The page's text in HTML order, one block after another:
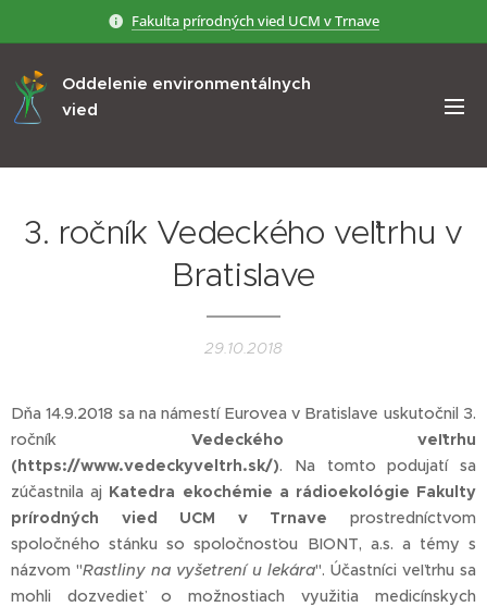
Fakulta prírodných vied UCM v Trnave
Oddelenie environmentálnych
vied
3. ročník Vedeckého veľtrhu v
Bratislave
29.10.2018
Dňa 14.9.2018 sa na námestí Eurovea v Bratislave uskutočnil 3.
ročník Vedeckého veľtrhu
(https://www.vedeckyveltrh.sk/). Na tomto podujatí sa
zúčastnila aj Katedra ekochémie a rádioekológie Fakulty
prírodných vied UCM v Trnave prostredníctvom
spoločného stánku so spoločnosťou BIONT, a.s. a témy s
názvom "Rastliny na vyšetrení u lekára". Účastníci veľtrhu sa
mohli dozvedieť o možnostiach využitia medicínskych